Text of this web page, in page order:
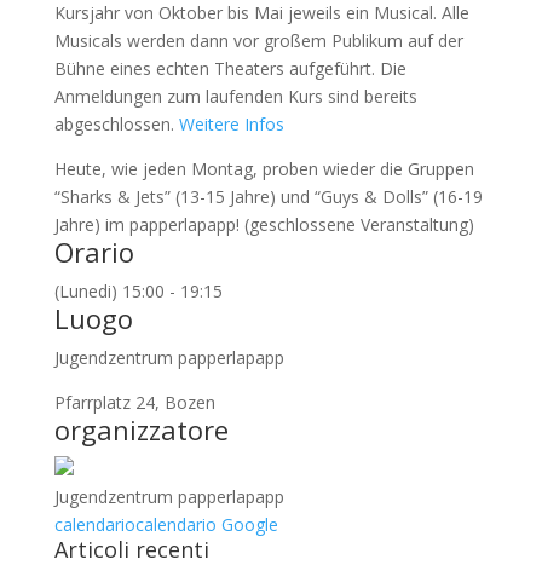
Kursjahr von Oktober bis Mai jeweils ein Musical. Alle
Musicals werden dann vor großem Publikum auf der
Bühne eines echten Theaters aufgeführt. Die
Anmeldungen zum laufenden Kurs sind bereits
abgeschlossen. Weitere Infos
Heute, wie jeden Montag, proben wieder die Gruppen
“Sharks & Jets” (13-15 Jahre) und “Guys & Dolls” (16-19
Jahre) im papperlapapp! (geschlossene Veranstaltung)
Orario
(Lunedi) 15:00 - 19:15
Luogo
Jugendzentrum papperlapapp
Pfarrplatz 24, Bozen
organizzatore
Jugendzentrum papperlapapp
calendariocalendario Google
Articoli recenti